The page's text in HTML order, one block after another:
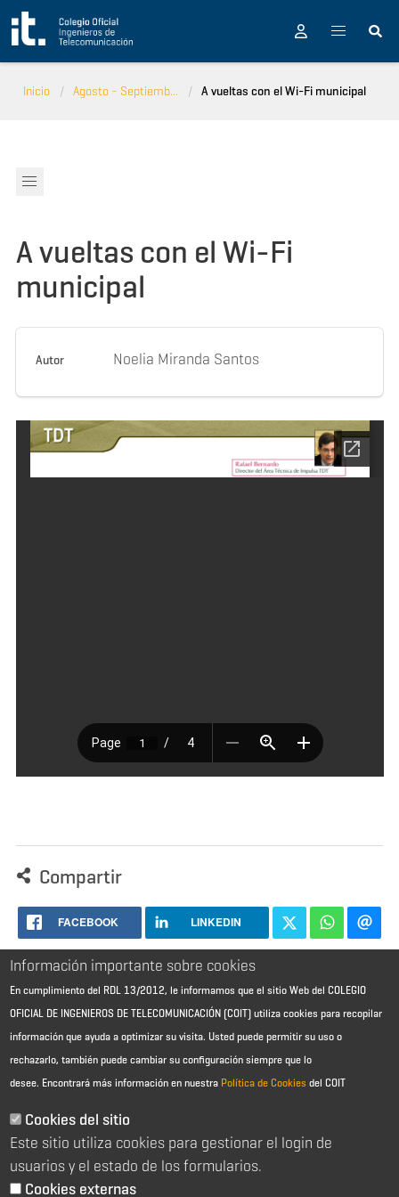
Pasar al contenido principal
Inicio Agosto - Septiemb... A vueltas con el Wi-Fi municipal
A vueltas con el Wi-Fi
municipal
Autor Noelia Miranda Santos
Compartir
FACEBOOK LINKEDIN
Aviso Legal - Información general
Política de cookies
Política de reembolso
Sitemap
Información importante sobre cookies
En cumplimiento del RDL 13/2012, le informamos que el sitio Web del COLEGIO
OFICIAL DE INGENIEROS DE TELECOMUNICACIÓN (COIT) utiliza cookies para recopilar
información que ayuda a optimizar su visita. Usted puede permitir su uso o
rechazarlo, también puede cambiar su configuración siempre que lo
desee. Encontrará más información en nuestra Política de Cookies del COIT
Cookies del sitio
Este sitio utiliza cookies para gestionar el login de
usuarios y el estado de los formularios.
Cookies externas